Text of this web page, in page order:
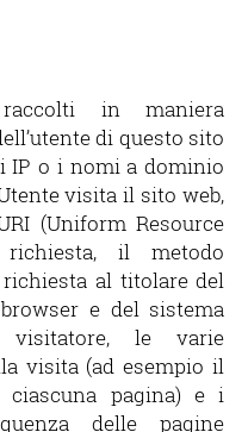
in maniera
di questo sito
IP o i nomi a dominio
visita il sito web,
(Uniform Resource
richiesta, il metodo
al titolare del
e del sistema
le varie
visita (ad esempio il
ciascuna pagina) e i
delle pagine